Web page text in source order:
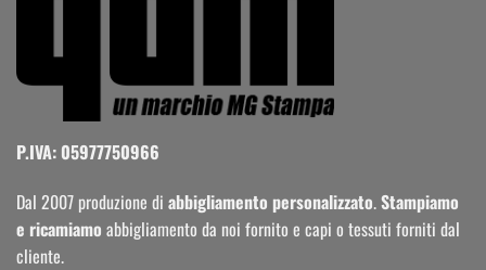
P.IVA: 05977750966
Dal 2007 produzione di abbigliamento personalizzato.Stampiamo
e ricamiamo abbigliamento da noi fornito e capi o tessuti forniti dal
cliente.